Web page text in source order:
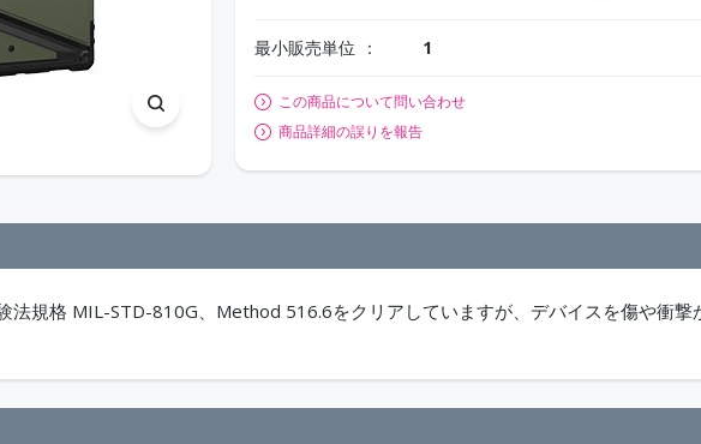
最小販売単位 1
この商品について問い合わせ
商品詳細の誤りを報告
法規格 MIL-STD-810G、Method 516.6をクリアしていますが、デバイスを傷や衝撃